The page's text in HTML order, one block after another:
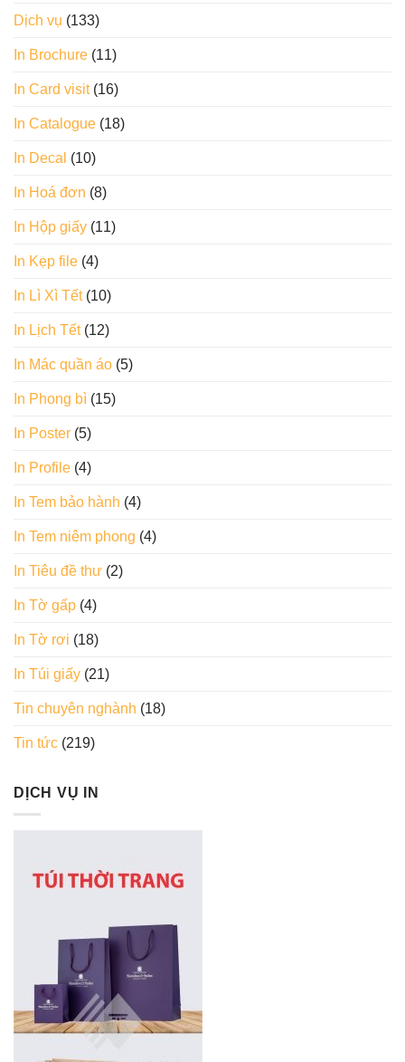
Dịch vụ (133)
In Brochure (11)
In Card visit(16)
In Catalogue (18)
In Decal (10)
In Hoá đơn (8)
In Hộp giấy (11)
In Kẹp file (4)
In Lì Xì Tết(10)
In Lịch Tết(12)
In Mác quần áo (5)
In Phong bì (15)
In Poster (5)
In Profile (4)
In Tem bảo hành (4)
In Tem niêm phong (4)
In Tiêu đề thư (2)
In Tờ gấp (4)
In Tờ rơi (18)
In Túi giấy (21)
Tin chuyên nghành (18)
Tin tức (219)
DỊCH VỤ IN